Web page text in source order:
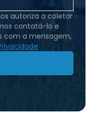
autoriza a coletar
contatá-lo e
com a mensagem,